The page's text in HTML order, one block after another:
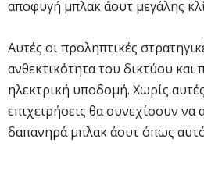
αποφυγή μπλακ άουτ μεγάλης
Αυτές οι προληπτικές
ανθεκτικότητα του δικτύου και
ηλεκτρική υποδομή. Χωρίς
επιχειρήσεις θα συνεχίσουν να
δαπανηρά μπλακ άουτ όπως